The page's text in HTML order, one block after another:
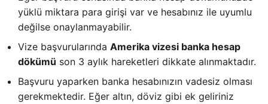
yüklü miktara para girişi var ve hesabınız ile uyumlu
değilse onaylanmayabilir.
Vize başvurularındaAmerika vizesi banka hesap
dökümü son 3 aylık hareketleri dikkate alınmaktadır.
Başvuru yaparken banka hesabınızın vadesiz olması
gerekmektedir. Eğer altın, döviz gibi ek geliriniz